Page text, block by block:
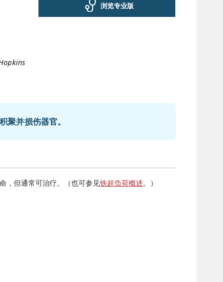
浏览专业版
聚并损伤器官。
，但通常可治疗。（也可参见铁超负荷概述。）